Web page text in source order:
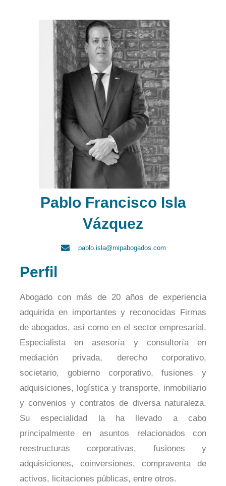
Pablo Francisco Isla
Vázquez
pablo.isla@mipabogados.com
Perfil
Abogado con más de 20 años de experiencia
adquirida en importantes y reconocidas Firmas
de abogados, así como en el sector empresarial.
Especialista en asesoría y consultoría en
mediación privada, derecho corporativo,
societario, gobierno corporativo, fusiones y
adquisiciones, logística y transporte, inmobiliario
y convenios y contratos de diversa naturaleza.
Su especialidad la ha llevado a cabo
principalmente en asuntos relacionados con
reestructuras corporativas, fusiones y
adquisiciones, coinversiones, compraventa de
activos, licitaciones públicas, entre otros.